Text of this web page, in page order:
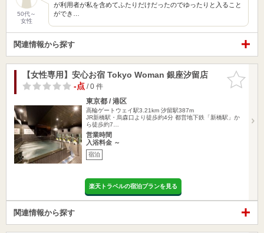
50代～
女性
が利用者が私を含めてふたりだけだったのでゆったりと入ること
ができ…
関連情報から探す
お気に入
りに追加
【女性専用】安心お宿 Tokyo Woman 銀座汐留店
-点/ 0 件
東京都 / 港区
高輪ゲートウェイ駅3.21km 汐留駅387m
JR新橋駅・烏森口より徒歩約4分 都営地下鉄「新橋駅」か
ら徒歩約7…
営業時間
入浴料金 ～
宿泊
楽天トラベルの宿泊プランを見る
関連情報から探す